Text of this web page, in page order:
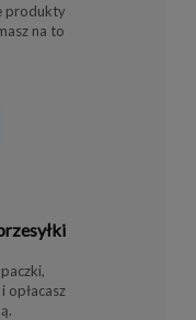
produkty
na to
opłacasz